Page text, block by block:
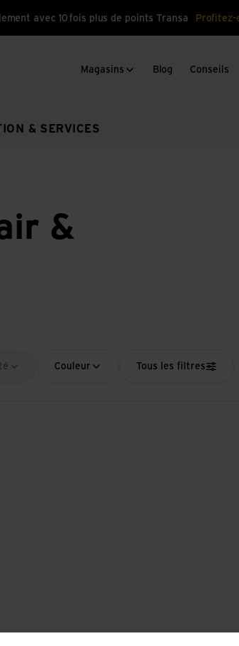
avec 10 fois plus de points Transa Profitez-
& SERVICES
Magasins Blog Conseils
&
Couleur Tous les filtres